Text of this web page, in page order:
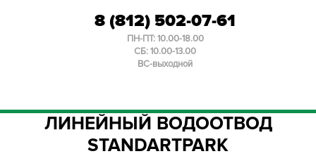
8 (812) 502-07-61
ПН-ПТ: 10.00-18.00
СБ: 10.00-13.00
ВС-выходной
ЛИНЕЙНЫЙ ВОДООТВОД
STANDARTPARK